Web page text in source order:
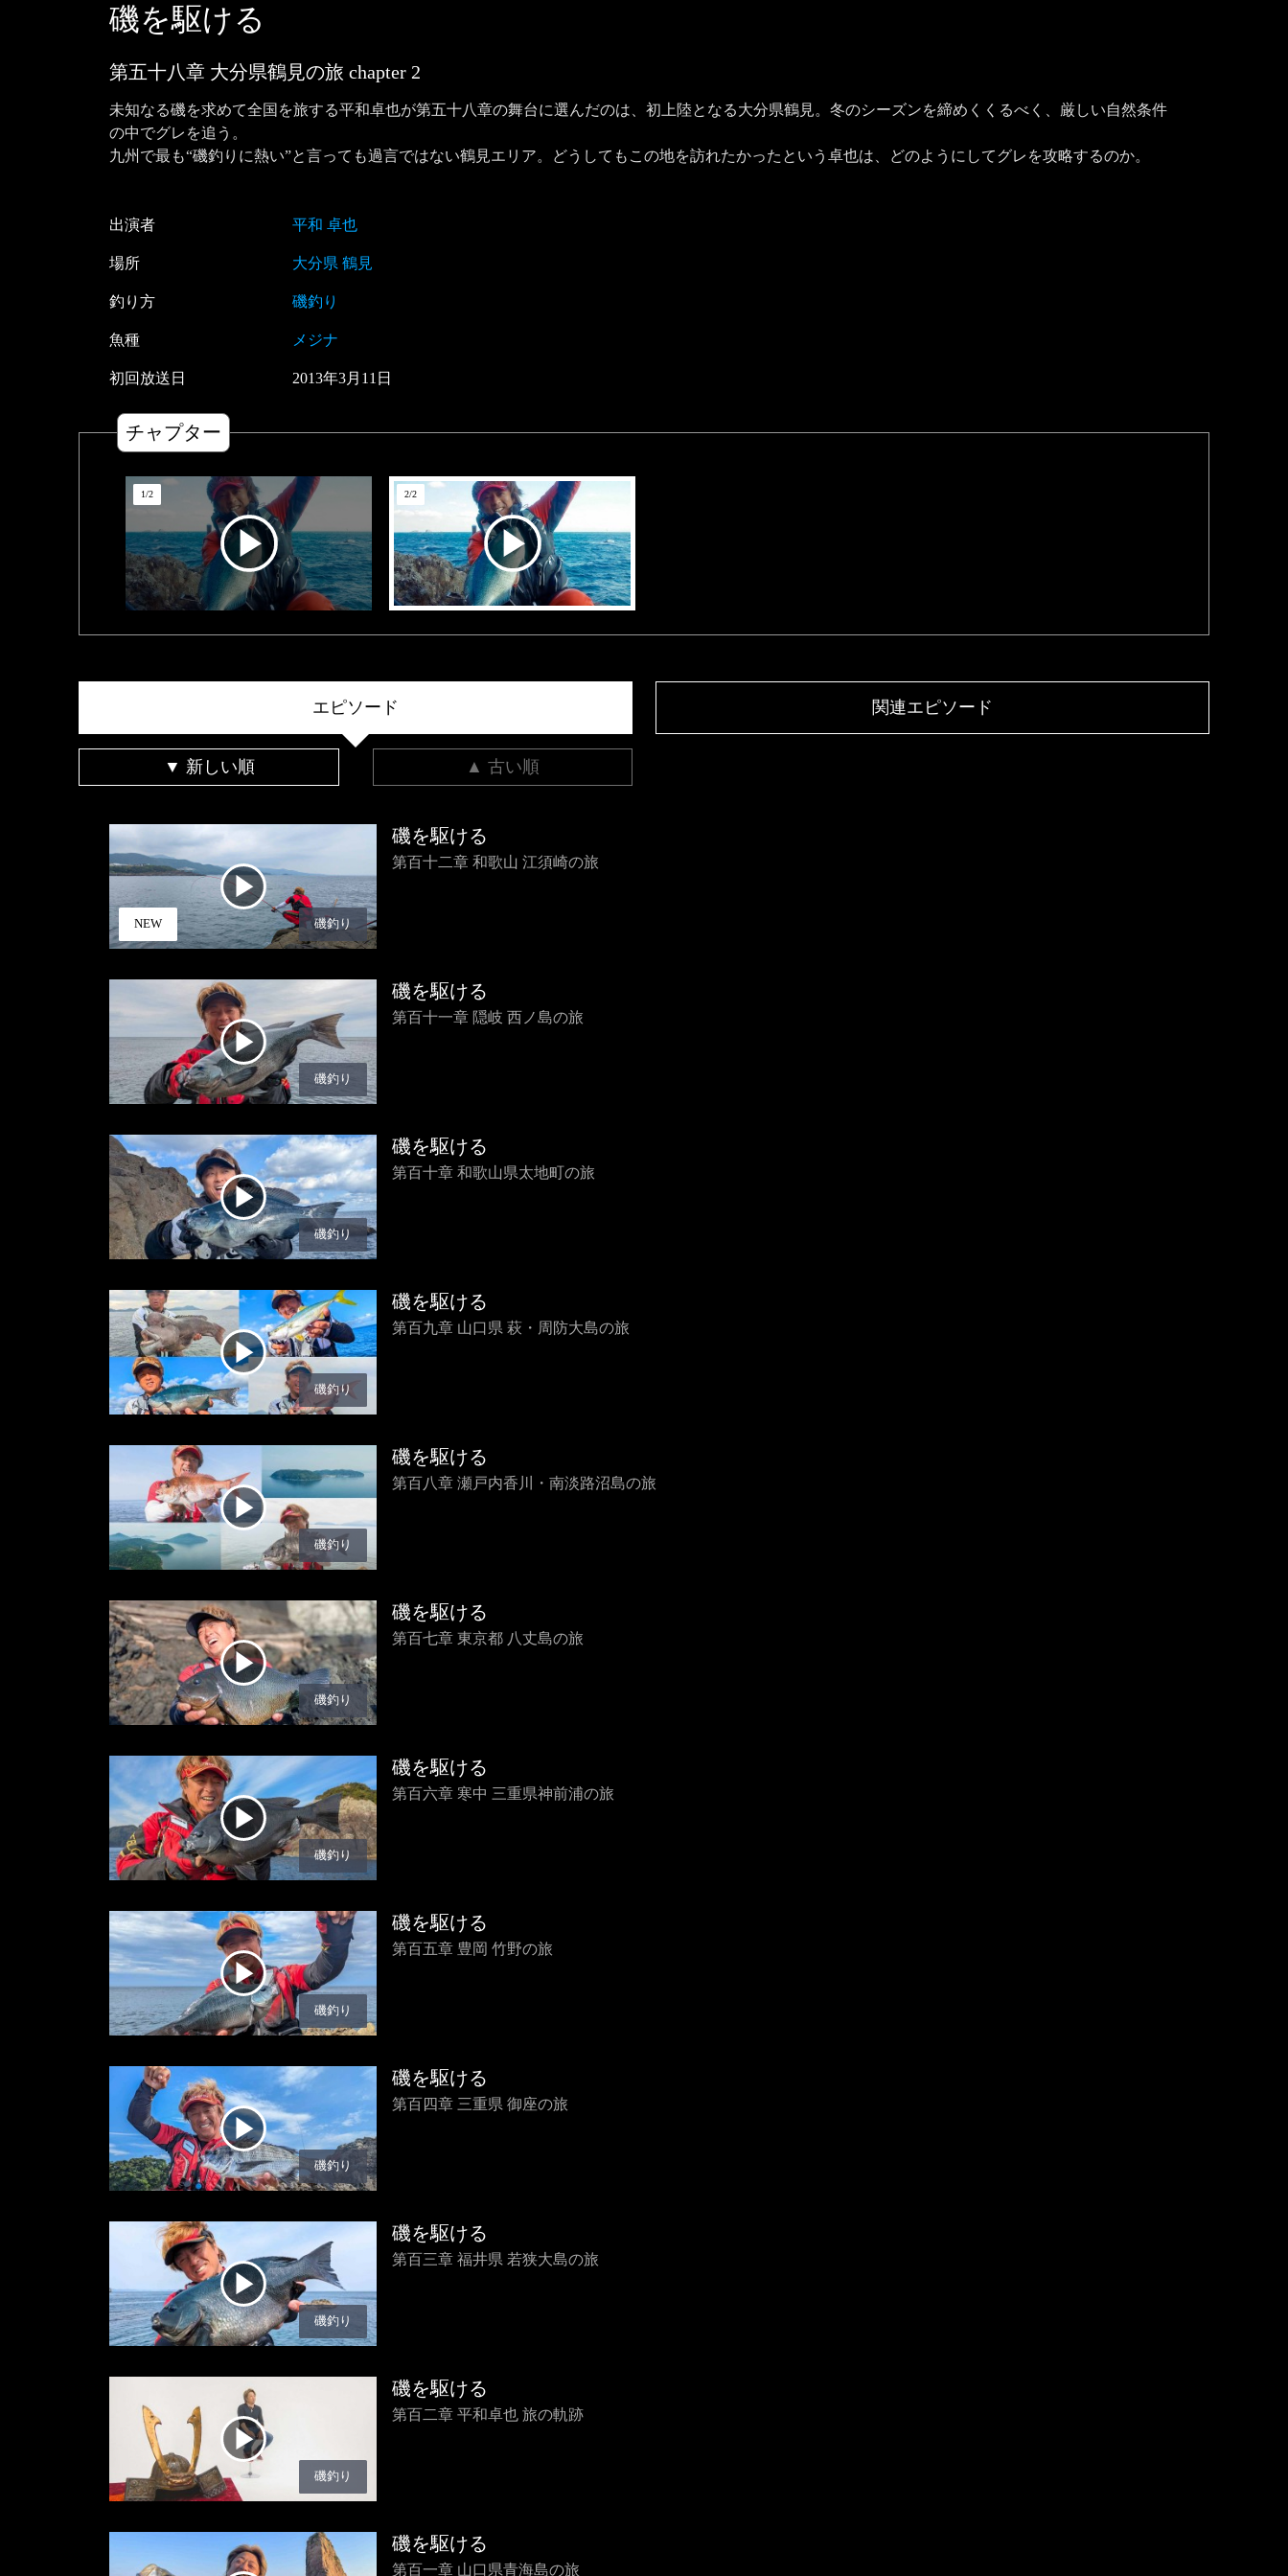
磯を駆ける
第五十八章 大分県鶴見の旅 chapter 2
未知なる磯を求めて全国を旅する平和卓也が第五十八章の舞台に選んだのは、初上陸となる大分県鶴見。冬のシーズンを締めくくるべく、厳しい自然条件
の中でグレを追う。
九州で最も“磯釣りに熱い”と言っても過言ではない鶴見エリア。どうしてもこの地を訪れたかったという卓也は、どのようにしてグレを攻略するのか。
出演者 平和 卓也
場所 大分県 鶴見
釣り方 磯釣り
魚種 メジナ
初回放送日 2013年3月 11 日
チャプター
1/2 2/2
エピソード 関連エピソード
▼ 新しい順 ▲ 古い順
NEW 磯釣り
磯を駆ける
第百十二章 和歌山 江須崎の旅
磯釣り
磯を駆ける
第百十一章 隠岐 西ノ島の旅
磯釣り
磯を駆ける
第百十章 和歌山県太地町の旅
磯釣り
磯を駆ける
第百九章 山口県 萩・周防大島の旅
磯釣り
磯を駆ける
第百八章 瀬戸内香川・南淡路沼島の旅
磯釣り
磯を駆ける
第百七章 東京都 八丈島の旅
磯釣り
磯を駆ける
第百六章 寒中 三重県神前浦の旅
磯釣り
磯を駆ける
第百五章 豊岡 竹野の旅
磯釣り
磯を駆ける
第百四章 三重県 御座の旅
磯釣り
磯を駆ける
第百三章 福井県 若狭大島の旅
磯釣り
磯を駆ける
第百二章 平和卓也 旅の軌跡
磯を駆ける
第百一章 山口県青海島の旅